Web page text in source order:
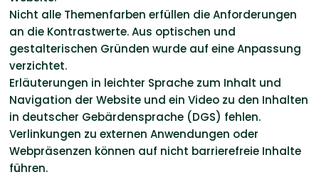
Nicht alle Themenfarben erfüllen die Anforderungen
an die Kontrastwerte. Aus optischen und
gestalterischen Gründen wurde auf eine Anpassung
verzichtet.
Erläuterungen in leichter Sprache zum Inhalt und
Navigation der Website und ein Video zu den Inhalten
in deutscher Gebärdensprache (DGS) fehlen.
Verlinkungen zu externen Anwendungen oder
Webpräsenzen können auf nicht barrierefreie Inhalte
führen.